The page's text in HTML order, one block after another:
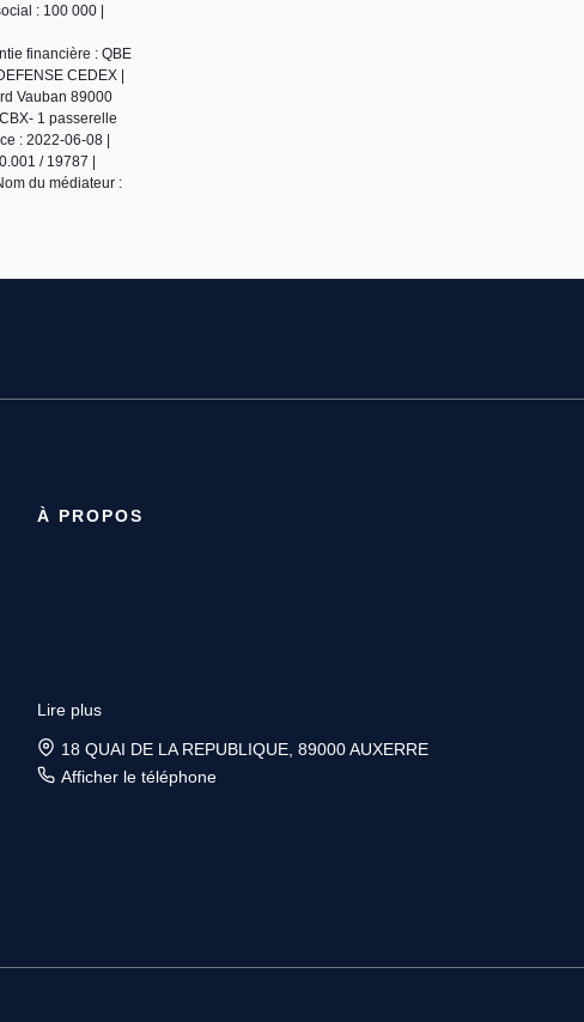
: 100 000 |
financière : QBE
CEDEX |
Vauban 89000
1 passerelle
: 2022-06-08 |
/ 19787 |
du médiateur :
À PROPOS
Lire plus
18 QUAI DE LA REPUBLIQUE, 89000 AUXERRE
Afficher le téléphone
6 place Vauban, 89200 AVALLON